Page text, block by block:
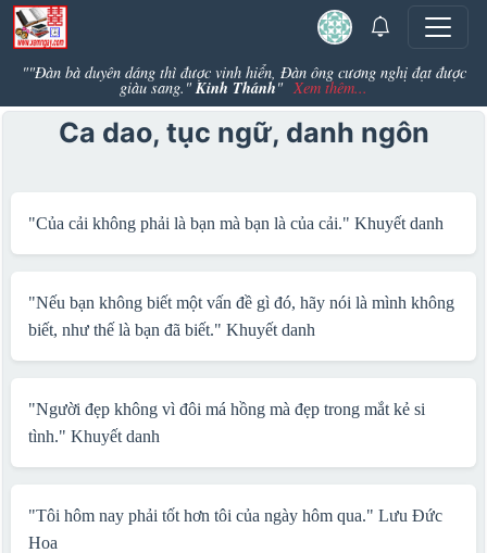
""Đàn bà duyên dáng thì được vinh hiển, Đàn ông cương nghị đạt được
giàu sang."Kinh Thánh" Xem thêm...
Ca dao, tục ngữ, danh ngôn
"Của cải không phải là bạn mà bạn là của cải." Khuyết danh
"Nếu bạn không biết một vấn đề gì đó, hãy nói là mình không
biết, như thế là bạn đã biết." Khuyết danh
"Người đẹp không vì đôi má hồng mà đẹp trong mắt kẻ si
tình." Khuyết danh
"Tôi hôm nay phải tốt hơn tôi của ngày hôm qua." Lưu Đức
Hoa